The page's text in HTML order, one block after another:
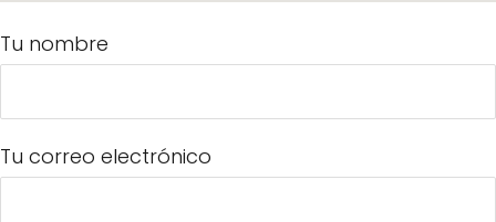
Tu nombre
Tu correo electrónico